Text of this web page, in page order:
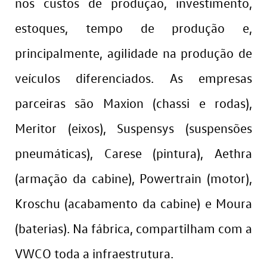
estoques, tempo de produção e,
principalmente, agilidade na produção de
veículos diferenciados. As empresas
parceiras são Maxion (chassi e rodas),
Meritor (eixos), Suspensys (suspensões
pneumáticas), Carese (pintura), Aethra
(armação da cabine), Powertrain (motor),
Kroschu (acabamento da cabine) e Moura
(baterias). Na fábrica, compartilham com a
VWCO toda a infraestrutura.